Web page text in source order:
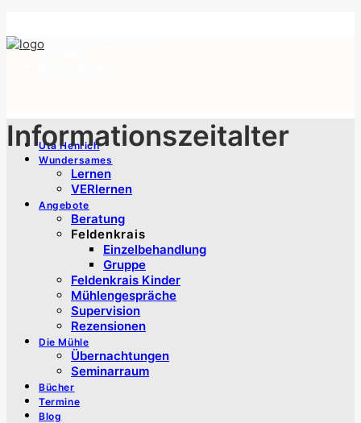
Kontakt
Uta Henrich
Wundersames
Lernen
VERlernen
Angebote
Beratung
Feldenkrais
Einzelbehandlung
Gruppe
Feldenkrais Kinder
Mühlengespräche
Supervision
Rezensionen
Die Mühle
Übernachtungen
Seminarraum
Bücher
Termine
Blog
Informationszeitalter